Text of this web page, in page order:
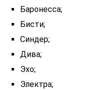
Баронесса;
Бисти;
Синдер;
Дива;
Эхо;
Электра;